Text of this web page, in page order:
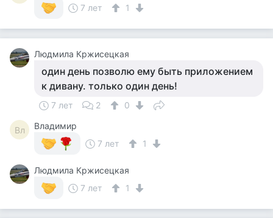
7 лет
1
Людмила Кржисецкая
один день позволю ему быть приложением
к дивану. только один день!
7 лет 2 0
Вл
Владимир
7 лет
1
Людмила Кржисецкая
7 лет
1